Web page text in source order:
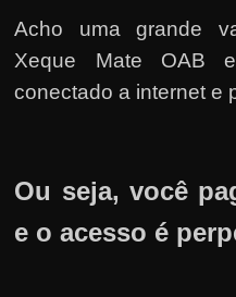
Acho uma grande
Xeque Mate OAB
conectado a internet e
Ou seja, você
e o acesso é